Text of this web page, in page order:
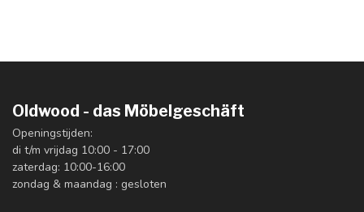
Oldwood - das Möbelgeschäft
Openingstijden:
di t/m vrijdag 10:00 - 17:00
zaterdag: 10:00-16:00
zondag & maandag : gesloten